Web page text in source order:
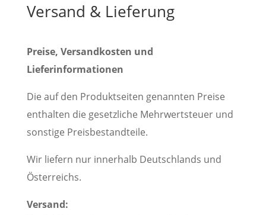
Versand & Lieferung
Preise, Versandkosten und
Lieferinformationen
Die auf den Produktseiten genannten Preise
enthalten die gesetzliche Mehrwertsteuer und
sonstige Preisbestandteile.
Wir liefern nur innerhalb Deutschlands und
Österreichs.
Versand: